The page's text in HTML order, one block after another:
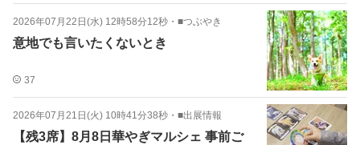
2026年07月22日(水) 12時58分12秒 ・ ■つぶやき
意地でも言いたくないとき
37
2026年07月21日(火) 10時41分38秒 ・ ■出展情報
【残3席】8月8日華やぎマルシェ 事前ご